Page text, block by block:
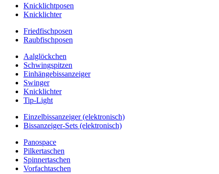
Knicklichtposen
Knicklichter
Friedfischposen
Raubfischposen
Aalglöckchen
Schwingspitzen
Einhängebissanzeiger
Swinger
Knicklichter
Tip-Light
Einzelbissanzeiger (elektronisch)
Bissanzeiger-Sets (elektronisch)
Panospace
Pilkertaschen
Spinnertaschen
Vorfachtaschen